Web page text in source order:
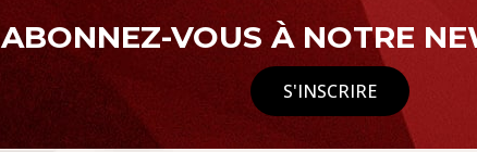
ABONNEZ-VOUS À NOTRE
S'INSCRIRE